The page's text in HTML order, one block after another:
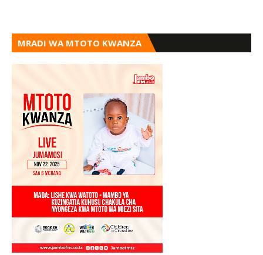
MRADI WA MTOTO KWANZA